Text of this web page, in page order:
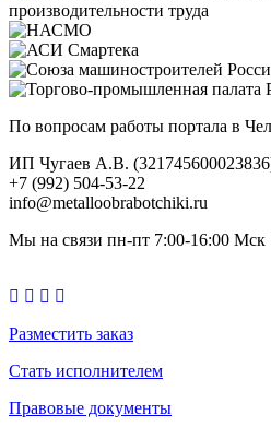
По вопросам работы портала в
ИП Чугаев А.В.
+7 (992) 504-53-22
info@metalloobrabotchiki.ru
Мы на связи пн-пт 7:00-16:00 Мск
Разместить заказ
Стать исполнителем
Правовые документы